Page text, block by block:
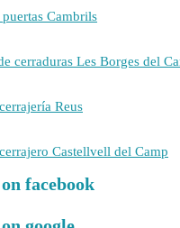
Cambrils
cerraduras Les Borges del
Reus
Castellvell del Camp